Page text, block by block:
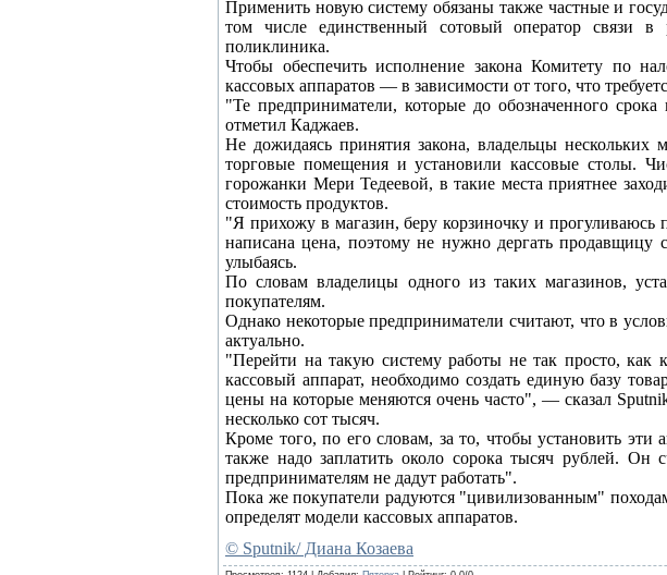
Применить новую систему обязаны также частные и
том числе единственный сотовый оператор связи
поликлиника.
Чтобы обеспечить исполнение закона Комитету по
кассовых аппаратов — в зависимости от того, что
"Те предприниматели, которые до обозначенного
отметил Каджаев.
Не дожидаясь принятия закона, владельцы нескольких
торговые помещения и установили кассовые столы.
горожанки Мери Тедеевой, в такие места приятнее
стоимость продуктов.
"Я прихожу в магазин, беру корзиночку и прогуливаюсь
написана цена, поэтому не нужно дергать
улыбаясь.
По словам владелицы одного из таких магазинов,
покупателям.
Однако некоторые предприниматели считают, что в
актуально.
"Перейти на такую систему работы не так просто,
кассовый аппарат, необходимо создать единую базу
цены на которые меняются очень часто", — сказал
несколько сот тысяч.
Кроме того, по его словам, за то, чтобы установить
также надо заплатить около сорока тысяч рублей.
предпринимателям не дадут работать".
Пока же покупатели радуются "цивилизованным"
определят модели кассовых аппаратов.
© Sputnik/ Диана Козаева